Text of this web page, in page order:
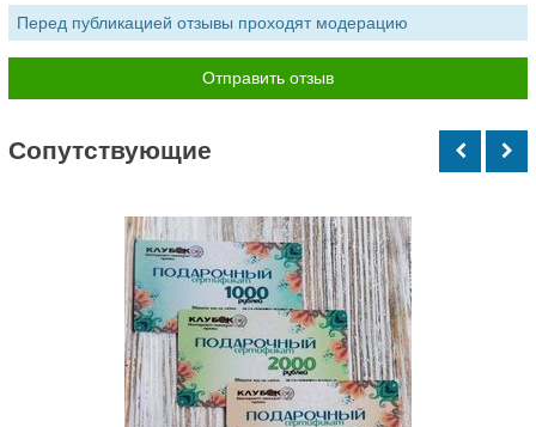
Перед публикацией отзывы проходят модерацию
Cопутствующие